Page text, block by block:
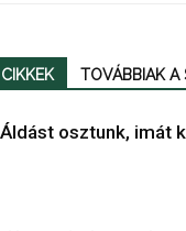
TOVÁBBIAK A
Áldást osztunk, imát